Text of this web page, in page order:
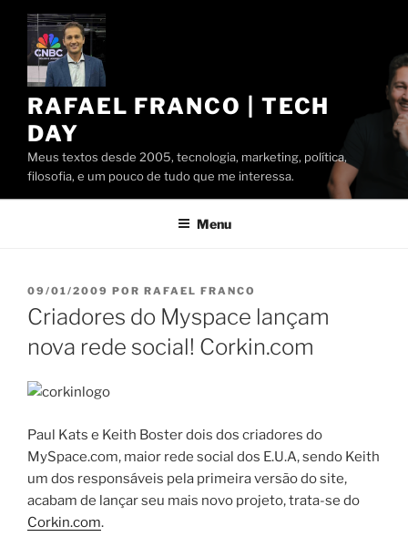
Pular
conteúdo
RAFAEL FRANCO | TECH
DAY
Meus textos desde 2005, tecnologia, marketing, política,
filosofia, e um pouco de tudo que me interessa.
Menu
PUBLICADO
EM
09/01/2009 POR RAFAEL FRANCO
Criadores do Myspace lançam
nova rede social! Corkin.com
Paul Kats e Keith Boster dois dos criadores do
MySpace.com, maior rede social dos E.U.A, sendo Keith
um dos responsáveis pela primeira versão do site,
acabam de lançar seu mais novo projeto, trata-se do
Corkin.com.